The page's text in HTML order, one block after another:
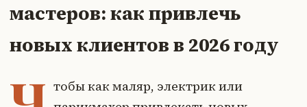
мастеров: как привлечь
новых клиентов в 2026 году
тобы как маляр, электрик или